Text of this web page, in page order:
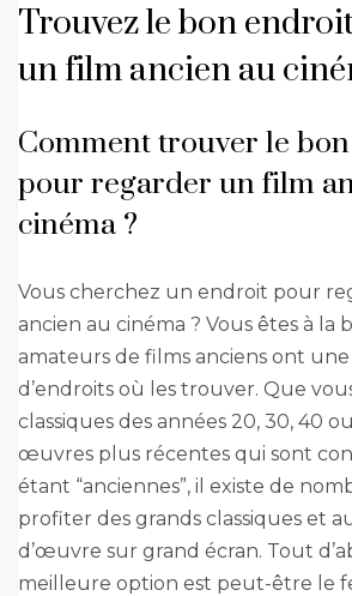
Trouvez le bon
un film ancien au
Comment trouver le
pour regarder un film
cinéma ?
Vous cherchez un endroit pour
ancien au cinéma ? Vous êtes à la
amateurs de films anciens ont
d’endroits où les trouver. Que
classiques des années 20, 30, 40
œuvres plus récentes qui sont
étant “anciennes”, il existe de
profiter des grands classiques et
d’œuvre sur grand écran. Tout
meilleure option est peut-être le